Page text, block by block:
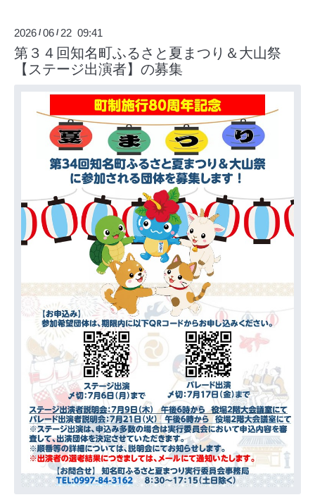
2026 /06 / 22 09:41
第３４回知名町ふるさと夏まつり＆大山祭
【ステージ出演者】の募集